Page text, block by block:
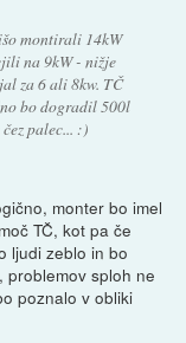
montirali 14kW
na 9kW - nižje
za 6 ali 8kw. TČ
bo dogradil 500l
palec... :)
monter bo imel
TČ, kot pa če
ljudi zeblo in bo
problemov sploh ne
poznalo v obliki